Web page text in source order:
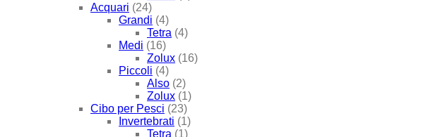
Acquari (24)
Grandi (4)
Tetra (4)
Medi (16)
Zolux (16)
Piccoli (4)
Also (2)
Zolux (1)
Cibo per Pesci (23)
Invertebrati (1)
Tetra (1)